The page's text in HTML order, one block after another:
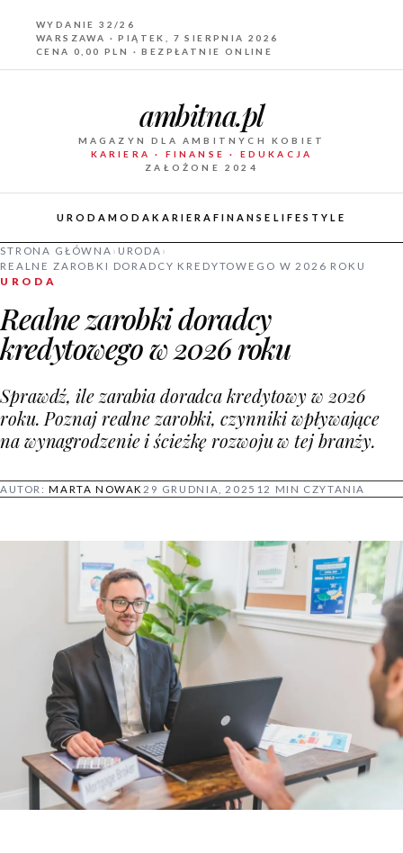
WYDANIE 32/26
WARSZAWA · PIĄTEK, 7 SIERPNIA 2026
CENA 0,00 PLN · BEZPŁATNIE ONLINE
ambitna.pl
MAGAZYN DLA AMBITNYCH KOBIET
KARIERA · FINANSE · EDUKACJA
ZAŁOŻONE 2024
URODAMODAKARIERA FINANSE LIFESTYLE
STRONA GŁÓWNA › URODA ›
REALNE ZAROBKI DORADCY KREDYTOWEGO W 2026 ROKU
URODA
Realne zarobki doradcy
kredytowego w 2026 roku
Sprawdź, ile zarabia doradca kredytowy w 2026
roku. Poznaj realne zarobki, czynniki wpływające
na wynagrodzenie i ścieżkę rozwoju w tej branży.
AUTOR:MARTA NOWAK 29 GRUDNIA, 2025 12 MIN CZYTANIA